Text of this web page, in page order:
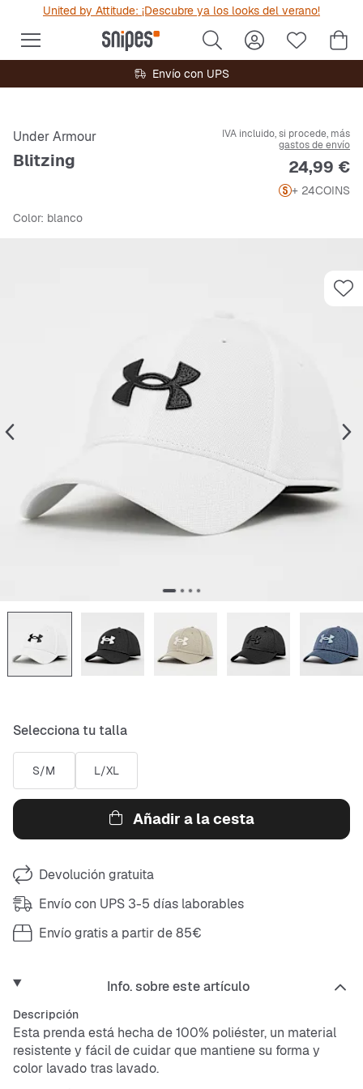
United by Attitude: ¡Descubre ya los looks del verano!
Envío con UPS
Under Armour
Blitzing
IVA incluido, si procede, más
gastos de envío
Precio
24,99 €
+ 24COINS
Color: blanco
Selecciona tu talla
S/M L/XL
Añadir a la cesta
Devolución gratuita
Envío con UPS 3-5 días laborables
Envío gratis a partir de 85€
Info. sobre este artículo
Descripción
Esta prenda está hecha de 100% poliéster, un material
resistente y fácil de cuidar que mantiene su forma y
color lavado tras lavado.